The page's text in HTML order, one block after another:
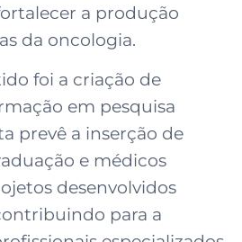
a produção
da oncologia.
foi a criação de
em pesquisa
prevê a inserção de
e médicos
desenvolvidos
para a